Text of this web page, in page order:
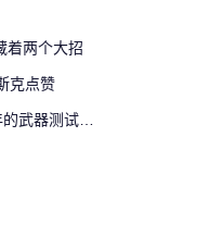
：大逃
电脑
的
着两个大招
克点赞
对手借AI挖掘漏洞